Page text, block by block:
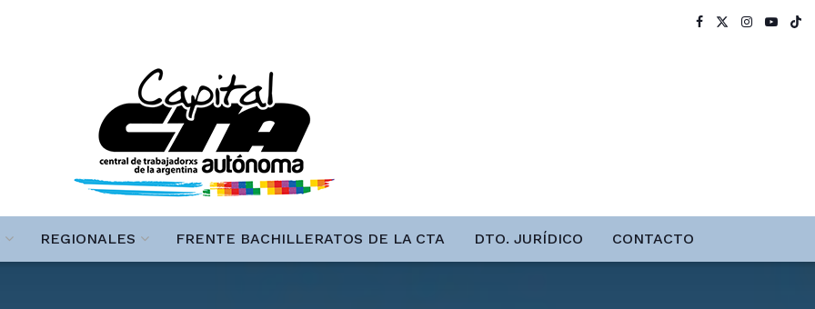
REGIONALES FRENTE BACHILLERATOS DE LA CTA DTO. JURÍDICO CONTACTO